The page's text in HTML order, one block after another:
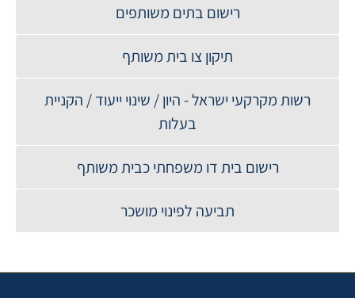
רישום בתים משותפים
תיקון צו בית משותף
רשות מקרקעי ישראל - היון / שינוי ייעוד / הקניית
בעלות
רישום בית דו משפחתי כבית משותף
תביעה לפינוי מושכר